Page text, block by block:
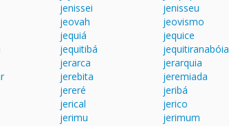
jenissei
jenisseu
jeovah
jeovismo
jequiá
jequice
jequitibá
jequitiranabóia
jerarca
jerarquia
jerebita
jeremiada
jereré
jeribá
jerical
jerico
jerimu
jerimum